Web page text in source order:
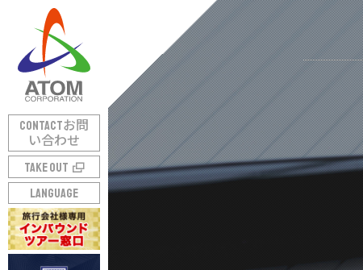
CONTACTお問
い合わせ
TAKE OUT
LANGUAGE